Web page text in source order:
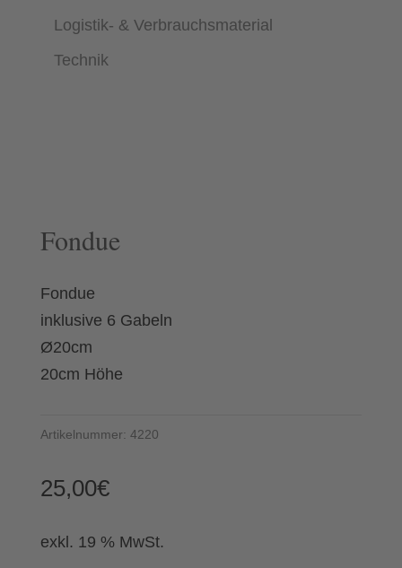
Logistik- & Verbrauchsmaterial
Technik
Fondue
Fondue
inklusive 6 Gabeln
Ø20cm
20cm Höhe
Artikelnummer: 4220
25,00€
exkl. 19 % MwSt.